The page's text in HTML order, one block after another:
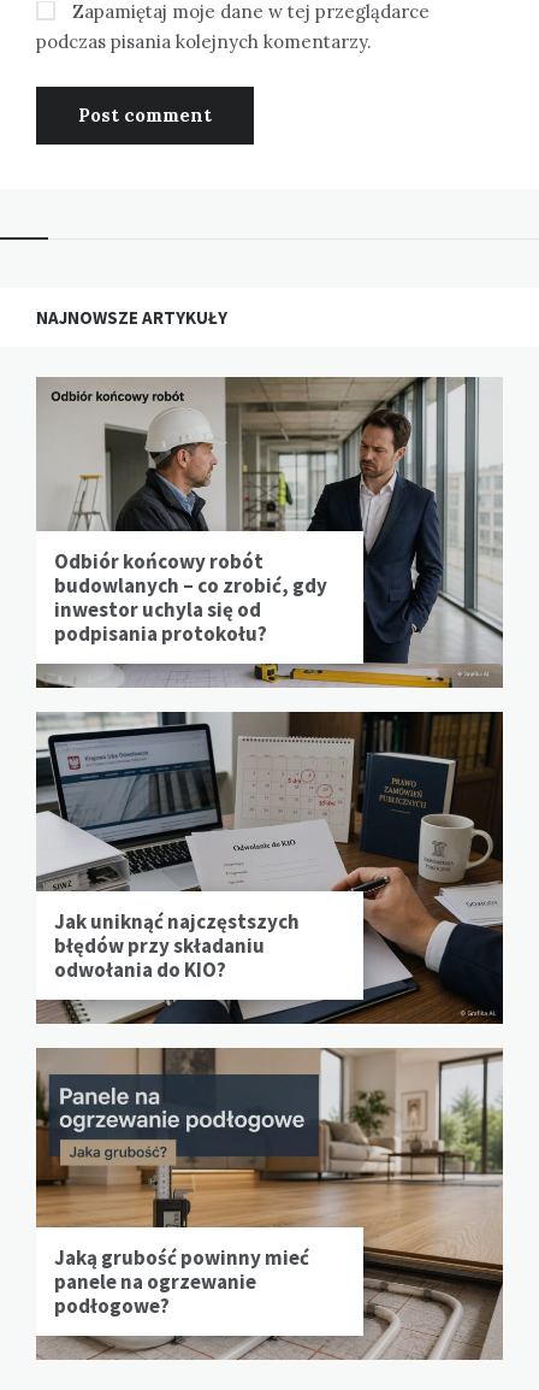
Zapamiętaj moje dane w tej przeglądarce
podczas pisania kolejnych komentarzy.
NAJNOWSZE ARTYKUŁY
Odbiór końcowy robót
budowlanych – co zrobić, gdy
inwestor uchyla się od
podpisania protokołu?
Jak uniknąć najczęstszych
błędów przy składaniu
odwołania do KIO?
Jaką grubość powinny mieć
panele na ogrzewanie
podłogowe?